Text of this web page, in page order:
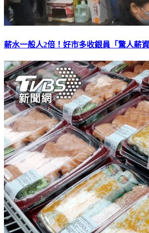
薪水一般人2倍！好市多收銀員「驚人薪